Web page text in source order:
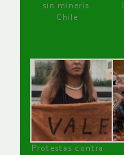
sin minería.
Chile
Protestas contra